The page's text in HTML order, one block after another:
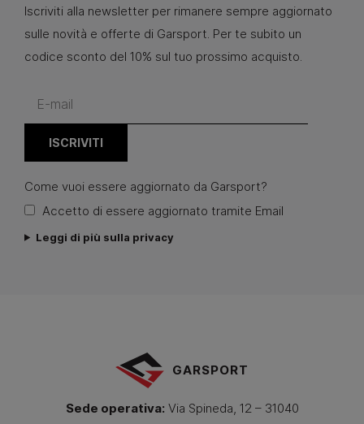
Iscriviti alla newsletter per rimanere sempre aggiornato
sulle novità e offerte di Garsport. Per te subito un
codice sconto del 10% sul tuo prossimo acquisto.
Come vuoi essere aggiornato da Garsport?
Accetto di essere aggiornato tramite Email
Leggi di più sulla privacy
GARSPORT
Sede operativa: Via Spineda, 12 – 31040